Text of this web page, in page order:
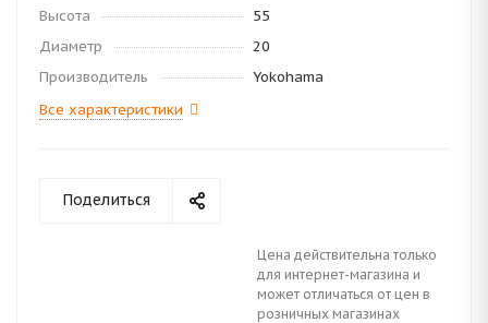
Высота
55
Диаметр
20
Производитель
Yokohama
Все характеристики
Поделиться
Цена действительна только
для интернет-магазина и
может отличаться от цен в
розничных магазинах